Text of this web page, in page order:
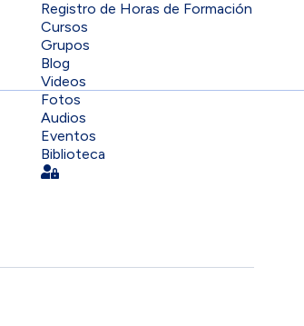
Registro de Horas de Formación
Cursos
Grupos
Blog
Videos
Fotos
Audios
Eventos
Biblioteca
Sign In